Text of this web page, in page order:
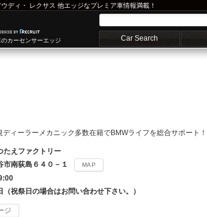
ウディ ・ レクサス 他エッジなプレミア車情報満載！
カーセンサーエッジ Car Search
ィーラーメカニック多数在籍でBMWライフを総合サポート！
たえファクトリー
市南荻島６４０－１ MAP
（祝祭日の場合はお問い合わせ下さい。）
ジ